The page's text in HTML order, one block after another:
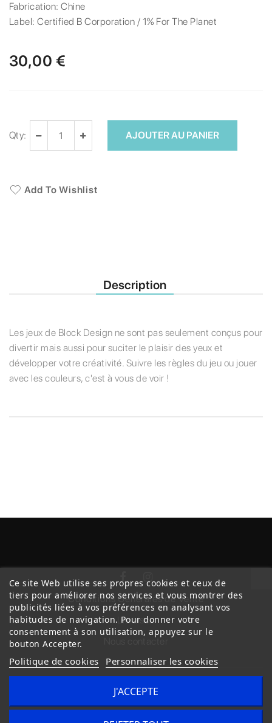
Fabrication:Chine
Label:Certified B Corporation / 1% For The Planet
30,00 €
Qty: AJOUTER AU PANIER
Add To Wishlist
Description
Les jeux de Block Design ne sont pas seulement conçus pour
divertir mais aussi pour suciter le plaisir des yeux et
développer votre créativité. Suivre les règles du jeu ou jouer
avec les couleurs, c'est à vous de voir !
Conditions Générales de Vente
Livraison
trilogue-design.fr
Ce site Web utilise ses propres cookies et ceux de
tiers pour améliorer nos services et vous montrer des
publicités liées à vos préférences en analysant vos
habitudes de navigation. Pour donner votre
consentement à son utilisation, appuyez sur le
bouton Accepter.
Politique de cookies Personnaliser les cookies
J'ACCEPTE